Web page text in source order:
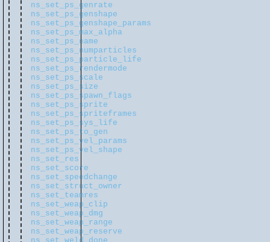
ns_set_ps_genrate
ns_set_ps_genshape
ns_set_ps_genshape_params
ns_set_ps_max_alpha
ns_set_ps_name
ns_set_ps_numparticles
ns_set_ps_particle_life
ns_set_ps_rendermode
ns_set_ps_scale
ns_set_ps_size
ns_set_ps_spawn_flags
ns_set_ps_sprite
ns_set_ps_spriteframes
ns_set_ps_sys_life
ns_set_ps_to_gen
ns_set_ps_vel_params
ns_set_ps_vel_shape
ns_set_res
ns_set_score
ns_set_speedchange
ns_set_struct_owner
ns_set_teamres
ns_set_weap_clip
ns_set_weap_dmg
ns_set_weap_range
ns_set_weap_reserve